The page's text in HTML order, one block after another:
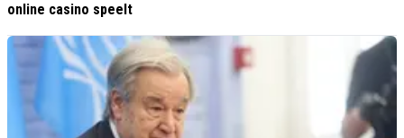
online casino speelt